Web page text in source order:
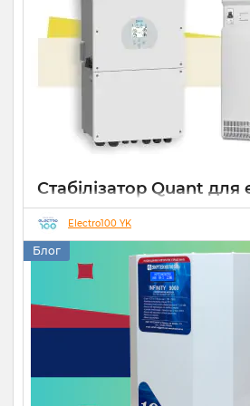
Стабілізатор Quant для
роботи СЕС
Electro100 YK
Блог